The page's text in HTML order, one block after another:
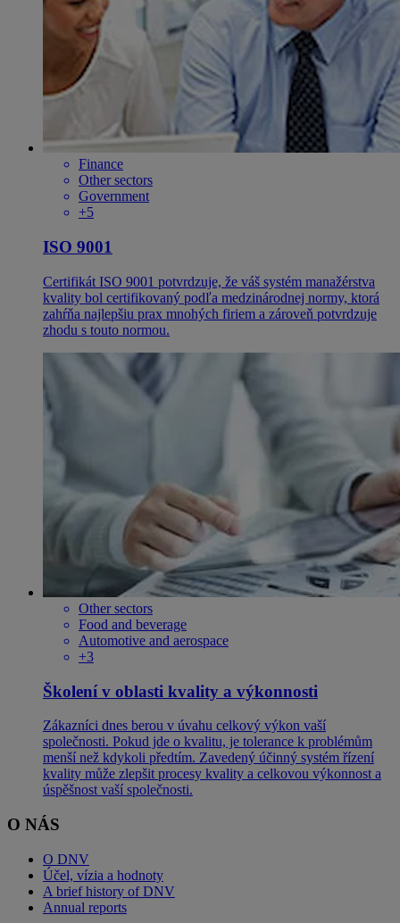
Finance
Other sectors
Government
+5
ISO 9001
Certifikát ISO 9001 potvrdzuje, že váš systém manažérstva
kvality bol certifikovaný podľa medzinárodnej normy, ktorá
zahŕňa najlepšiu prax mnohých firiem a zároveň potvrdzuje
zhodu s touto normou.
Other sectors
Food and beverage
Automotive and aerospace
+3
Školení v oblasti kvality a výkonnosti
Zákazníci dnes berou v úvahu celkový výkon vaší
společnosti. Pokud jde o kvalitu, je tolerance k problémům
menší než kdykoli předtím. Zavedený účinný systém řízení
kvality může zlepšit procesy kvality a celkovou výkonnost a
úspěšnost vaší společnosti.
O NÁS
O DNV
Účel, vízia a hodnoty
A brief history of DNV
Annual reports